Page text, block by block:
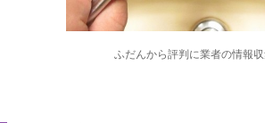
ふだんから評判に業者の情報